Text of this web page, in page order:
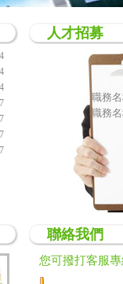
人才招募
職務
職務
聯絡我們
您可撥打客服